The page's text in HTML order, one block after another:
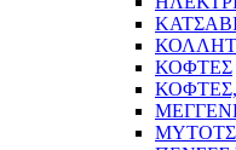
ΚΟΦΤΕΣ